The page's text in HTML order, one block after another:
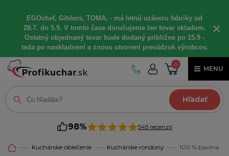
EGOchef, Giblors, TOMA, - má letnú uzáveru fabriky od
28.7. do 5.9. V tomto čase doručujeme len tovar skladom.
Ostatný objednaný tovar bude dodaný približne po 15.9 -
teda po naskladnení a znovu otvorení prevádzok výrobcov.
×
0
MENU
Hľadať
98% 545 recenzií
Kuchárske oblečenie Kuchárske rondony 100 % bavlna